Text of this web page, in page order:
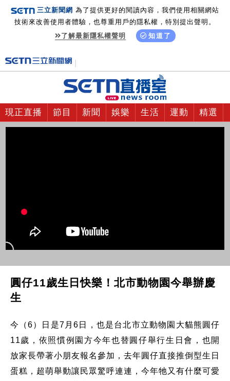
三立新聞網 為了提供更好的閱讀內容，我們使用相關網站
技術來改善使用者體驗，也尊重用戶的隱私權，特別提出聲明。
了解最新隱私權聲明
知道了
現正直播 節目 新聞 娛樂 生活 運動 精選
圓仔11歲生日快樂！北市動物園今舉辦慶
生
今（6）日是7月6日，也是台北市立動物園大貓熊圓仔
11歲，依照慣例園方今年也替圓仔舉行生日會，也開
放家長帶著小朋友報名參加，去年圓仔直接推倒型生日
蛋糕，超萌舉動讓民眾驚呼連連，今年牠又有什麼可愛